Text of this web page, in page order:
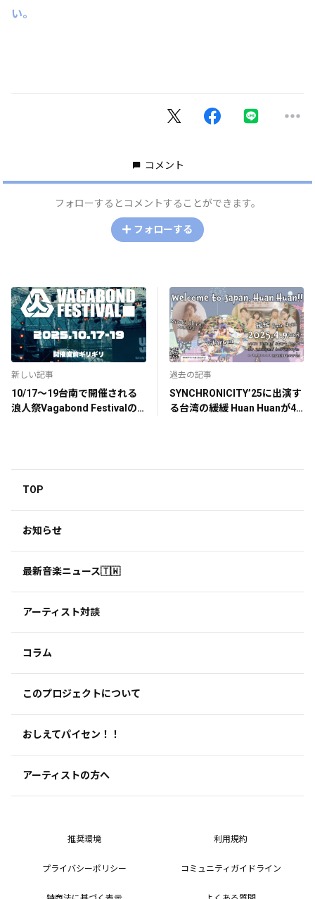
い。
コメント
フォローするとコメントすることができます。
フォローする
新しい記事
10/17〜19台南で開催される
浪人祭Vagabond Festivalの
過去の記事
SYNCHRONICITY’25に出演す
る台湾の緩緩 Huan Huanが4
TOP
お知らせ
最新音楽ニュース🇹🇼
アーティスト対談
コラム
このプロジェクトについて
おしえてパイセン！！
アーティストの方へ
推奨環境 利用規約
プライバシーポリシー コミュニティガイドライン